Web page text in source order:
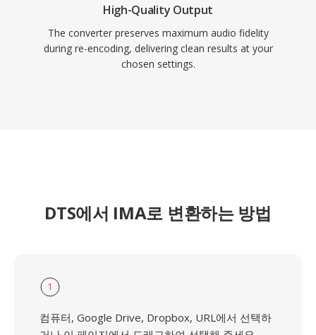
High-Quality Output
The converter preserves maximum audio fidelity
during re-encoding, delivering clean results at your
chosen settings.
DTS에서 IMA로 변환하는 방법
1
컴퓨터, Google Drive, Dropbox, URL에서 선택하